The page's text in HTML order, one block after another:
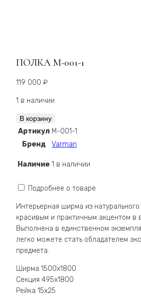
ПОЛКА M-001-1
119 000 ₽
1 в наличии
Количество
Полка
M-
В корзину
Артикул M-001-1
Бренд
Varman
Наличие 1 в наличии
Подробнее о товаре
Интерьерная ширма из
красивым и практичным акцентом в
Выполнена в единственном
легко можете стать обладателем
предмета.
Ширма 1500х1800
Секция 495х1800
Рейка 15х25